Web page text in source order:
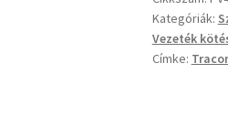
Kategóriák:
Vezeték
Címke: